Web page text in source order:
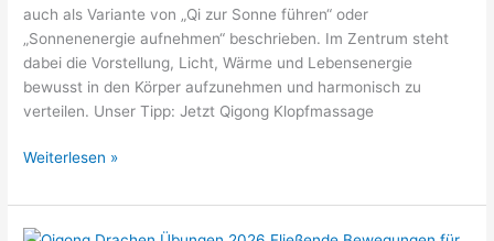
auch als Variante von „Qi zur Sonne führen“ oder
„Sonnenenergie aufnehmen“ beschrieben. Im Zentrum steht
dabei die Vorstellung, Licht, Wärme und Lebensenergie
bewusst in den Körper aufzunehmen und harmonisch zu
verteilen. Unser Tipp: Jetzt Qigong Klopfmassage
Qigong:
Sonne
heben“
Weiterlesen »